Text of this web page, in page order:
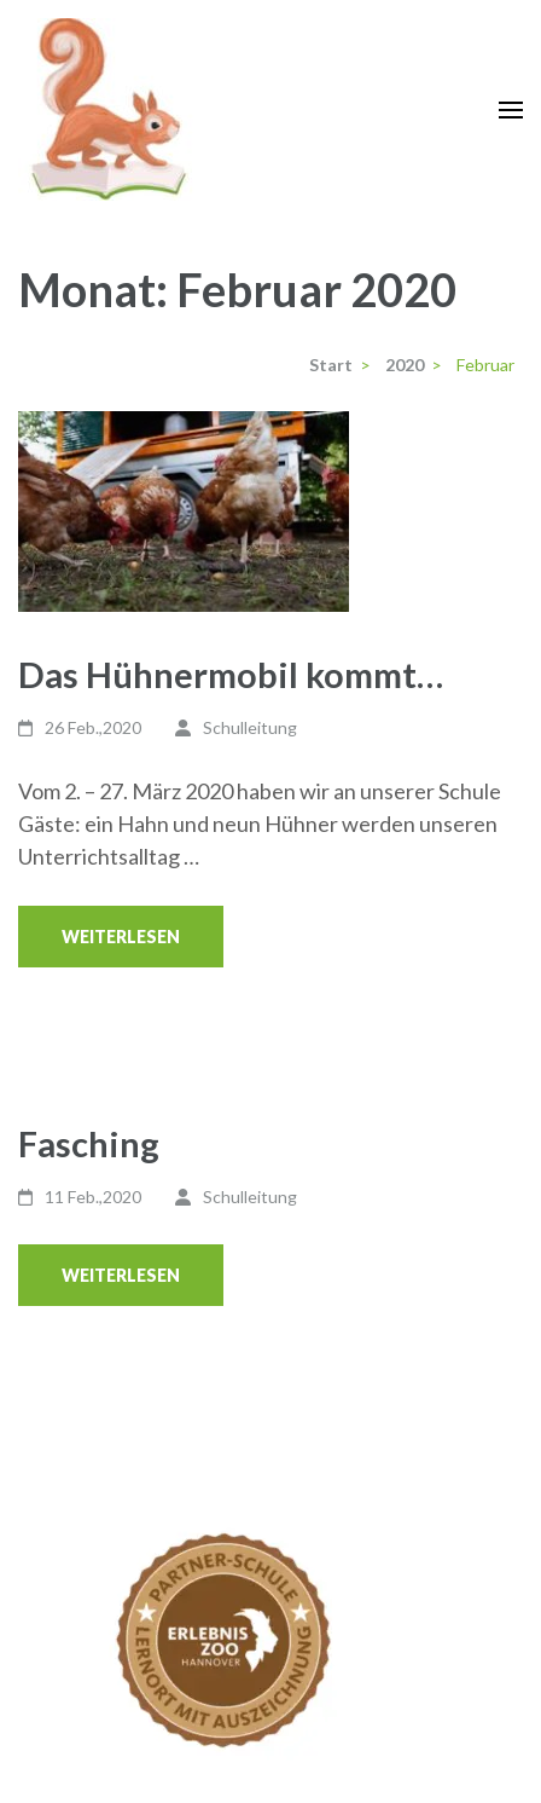
Inhalt
springen
(Enter
drücken)
Monat: Februar 2020
Start > 2020 > Februar
Das Hühnermobil kommt…
26 Feb.,2020 Schulleitung
Vom 2. – 27. März 2020 haben wir an unserer Schule
Gäste: ein Hahn und neun Hühner werden unseren
Unterrichtsalltag …
WEITERLESEN
Fasching
11 Feb.,2020 Schulleitung
WEITERLESEN